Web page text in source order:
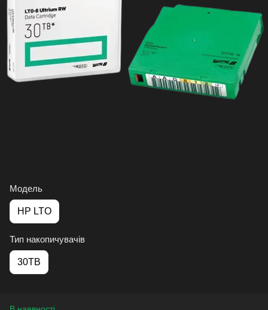
Модель
HP LTO
Тип накопичувачів
30TB